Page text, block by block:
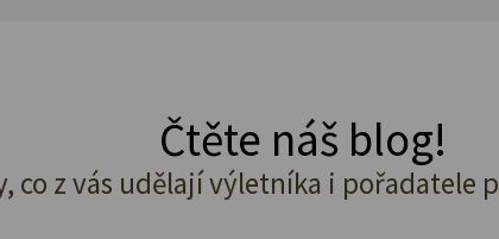
Čtěte náš blog!
co z vás udělají výletníka i pořadatele